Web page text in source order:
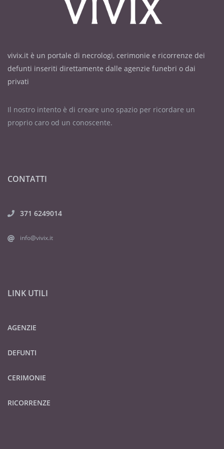
vivix.it è un portale di necrologi, cerimonie e ricorrenze dei
defunti inseriti direttamente dalle agenzie funebri o dai
privati
Il nostro intento è di creare uno spazio per ricordare un
proprio caro od un conoscente.
CONTATTI
371 6249014
info@vivix.it
LINK UTILI
AGENZIE
DEFUNTI
CERIMONIE
RICORRENZE